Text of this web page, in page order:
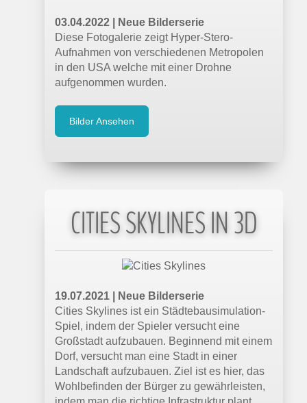
Bildqualität direkt in VR vergleichen.
03.04.2022 | Neue Bilderserie
Diese Fotogalerie zeigt Hyper-Stero-
Aufnahmen von verschiedenen Metropolen
in den USA welche mit einer Drohne
aufgenommen wurden.
Bilder Ansehen
CITIES SKYLINES IN 3D
19.07.2021 | Neue Bilderserie
Cities Skylines ist ein Städtebausimulation-
Spiel, indem der Spieler versucht eine
Großstadt aufzubauen. Beginnend mit einem
Dorf, versucht man eine Stadt in einer
Landschaft aufzubauen. Ziel ist es hier, das
Wohlbefinden der Bürger zu gewährleisten,